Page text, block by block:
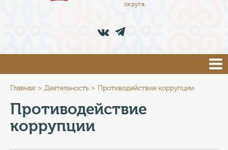
округа
ПРЕСС-ЦЕНТР
ТУРИСТАМ
Главная Деятельность Противодействие коррупции
Противодействие
коррупции